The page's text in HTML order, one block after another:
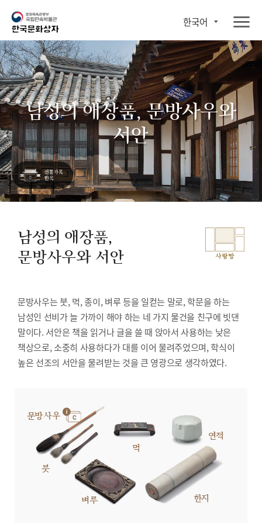
한국어
남성의 애장품, 문방사우와
서안
남성의 애장품,
문방사우와 서안
사랑방
문방사우는 붓, 먹, 종이, 벼루 등을 일컫는 말로, 학문을 하는
남성인 선비가 늘 가까이 해야 하는 네 가지 물건을 친구에 빗댄
말이다. 서안은 책을 읽거나 글을 쓸 때 앉아서 사용하는 낮은
책상으로, 소중히 사용하다가 대를 이어 물려주었으며, 학식이
높은 선조의 서안을 물려받는 것을 큰 영광으로 생각하였다.
문방사우
붓
먹
연적
벼루 한지